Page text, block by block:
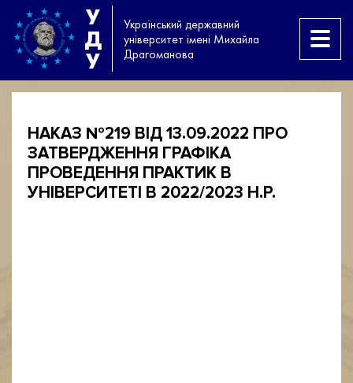
У
Д
У
Український державний
університет імені Михайла
Драгоманова
НАКАЗ №219 ВІД 13.09.2022 ПРО
ЗАТВЕРДЖЕННЯ ГРАФІКА
ПРОВЕДЕННЯ ПРАКТИК В
УНІВЕРСИТЕТІ В 2022/2023 Н.Р.